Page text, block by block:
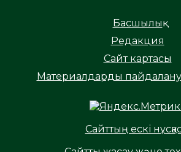
Басшылық
Редакция
Сайт картасы
Материалдарды
Сайттың ескі